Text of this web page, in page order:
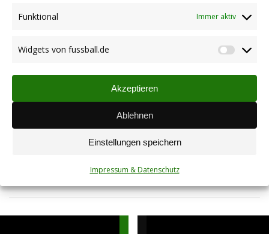
Funktional Immer aktiv
Widgets von fussball.de
Akzeptieren
Ablehnen
Einstellungen speichern
Impressum & Datenschutz
11.06.2024
Kinderfastnacht in Stetten
24.01.2024